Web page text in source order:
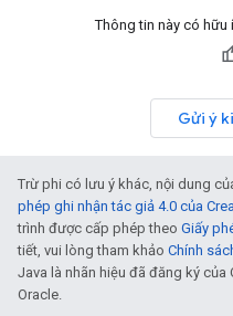
Thông tin này có
Gửi ý
Trừ phi có lưu ý khác, nội dung
phép ghi nhận tác giả 4.0 của
trình được cấp phép theo Giấy
tiết, vui lòng tham khảo Chính
Java là nhãn hiệu đã đăng ký
Oracle.